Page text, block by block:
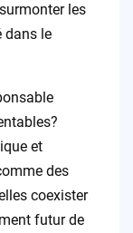
les
dans le
et
des
coexister
futur de